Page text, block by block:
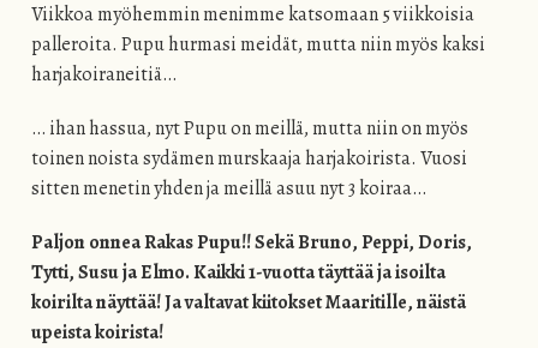
Viikkoa myöhemmin menimme katsomaan 5 viikkoisia
palleroita. Pupu hurmasi meidät, mutta niin myös kaksi
harjakoiraneitiä…
… ihan hassua, nyt Pupu on meillä, mutta niin on myös
toinen noista sydämen murskaaja harjakoirista. Vuosi
sitten menetin yhden ja meillä asuu nyt 3 koiraa…
Paljon onnea Rakas Pupu!! Sekä Bruno, Peppi, Doris,
Tytti, Susu ja Elmo. Kaikki 1-vuotta täyttää ja isoilta
koirilta näyttää! Ja valtavat kiitokset Maaritille, näistä
upeista koirista!